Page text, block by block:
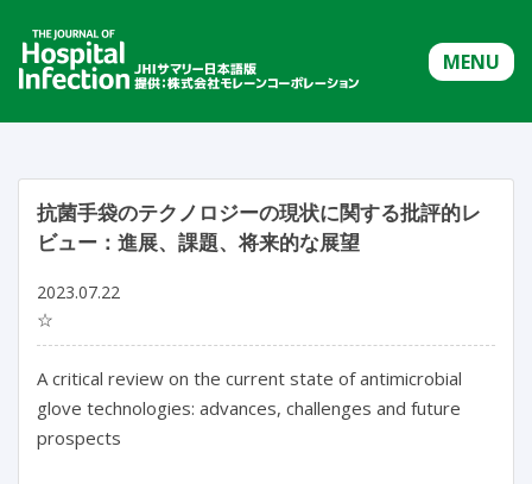
MENU
抗菌手袋のテクノロジーの現状に関する批評的レ
ビュー：進展、課題、将来的な展望
2023.07.22
☆
A critical review on the current state of antimicrobial
glove technologies: advances, challenges and future
prospects